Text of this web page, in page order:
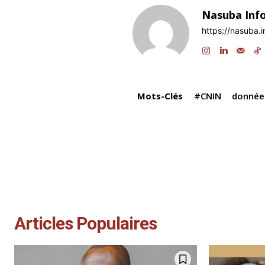
e
b
o
e
dI
n
s
A
p
gr
a
m
Nasuba
https://
Mots-Clés #CNIN
Articles Populaires